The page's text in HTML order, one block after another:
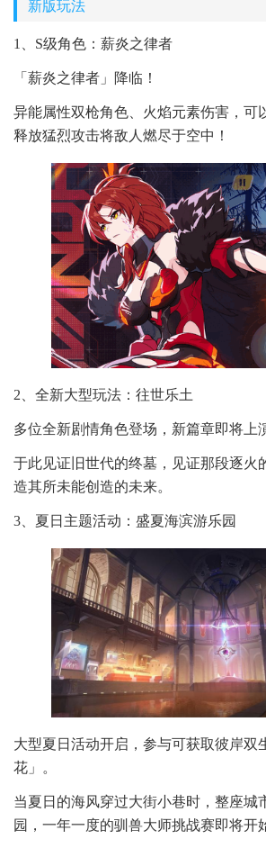
新版玩法
1、S级角色：薪炎之律者
「薪炎之律者」降临！
异能属性双枪角色、火焰元素伤害，可
释放猛烈攻击将敌人燃尽于空中！
2、全新大型玩法：往世乐土
多位全新剧情角色登场，新篇章即将上
于此见证旧世代的终墓，见证那段逐火
造其所未能创造的未来。
3、夏日主题活动：盛夏海滨游乐园
大型夏日活动开启，参与可获取彼岸双
花」。
当夏日的海风穿过大街小巷时，整座城
园，一年一度的驯兽大师挑战赛即将